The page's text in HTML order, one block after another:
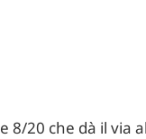
8/20 che dà il via